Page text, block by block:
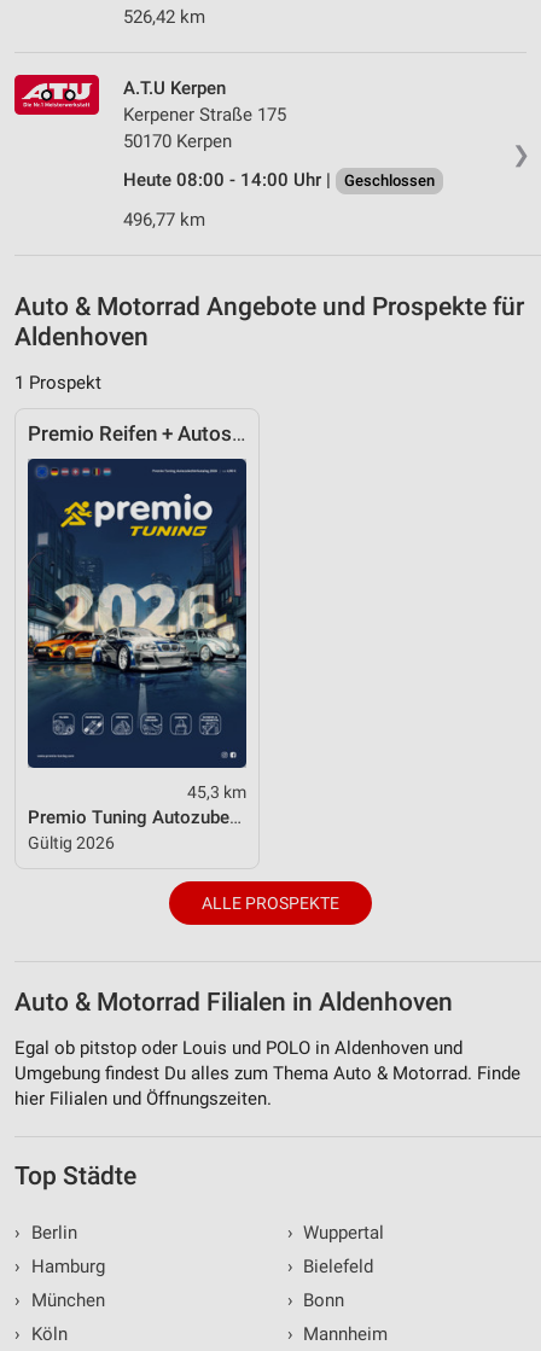
526,42 km
❯
A.T.U Kerpen
Kerpener Straße 175
50170 Kerpen
Heute 08:00 - 14:00 Uhr |
Geschlossen
496,77 km
Auto & Motorrad Angebote und Prospekte für
Aldenhoven
1 Prospekt
Premio Reifen + Autoservice
45,3 km
Premio Tuning Autozubehörkatalog 2026
Gültig 2026
ALLE PROSPEKTE
Auto & Motorrad Filialen in Aldenhoven
Egal ob pitstop oder Louis und POLO in Aldenhoven und
Umgebung findest Du alles zum Thema Auto & Motorrad. Finde
hier Filialen und Öffnungszeiten.
Top Städte
›
Berlin
›
Hamburg
›
München
›
Köln
› Wuppertal
› Bielefeld
› Bonn
› Mannheim
Verwendung genauer Standortdaten
Informationen identifizieren
Nicht-IAB-Verarbeitungszwecke:
Werbung